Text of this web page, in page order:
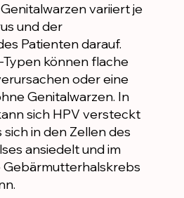
variiert je
und der
Patienten darauf.
können flache
oder eine
Genitalwarzen. In
sich HPV versteckt
in den Zellen des
ansiedelt und im
Gebärmutterhalskrebs